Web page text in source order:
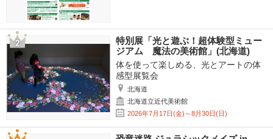
特別展「光と遊ぶ！超体験型ミュー
ジアム 魔法の美術館」(北海道)
体を使って楽しめる、光とアートの体
感型展覧会
北海道
北海道立近代美術館
2026年7月17日(金)～8月30日(日)